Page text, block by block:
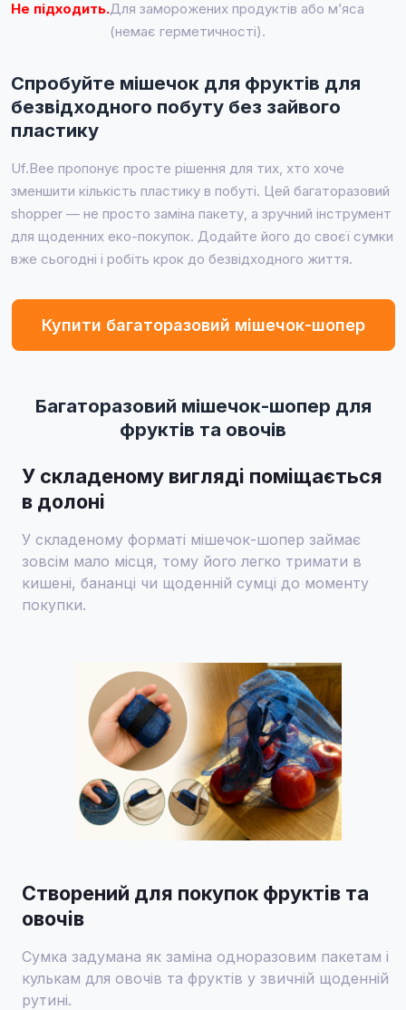
Не підходить.Для заморожених продуктів або м’яса
(немає герметичності).
Спробуйте мішечок для фруктів для
безвідходного побуту без зайвого
пластику
Uf.Bee пропонує просте рішення для тих, хто хоче
зменшити кількість пластику в побуті. Цей багаторазовий
shopper — не просто заміна пакету, а зручний інструмент
для щоденних еко-покупок. Додайте його до своєї сумки
вже сьогодні і робіть крок до безвідходного життя.
Купити багаторазовий мішечок-шопер
Багаторазовий мішечок-шопер для
фруктів та овочів
У складеному вигляді поміщається
в долоні
У складеному форматі мішечок-шопер займає
зовсім мало місця, тому його легко тримати в
кишені, бананці чи щоденній сумці до моменту
покупки.
Створений для покупок фруктів та
овочів
Сумка задумана як заміна одноразовим пакетам і
кулькам для овочів та фруктів у звичній щоденній
рутині.